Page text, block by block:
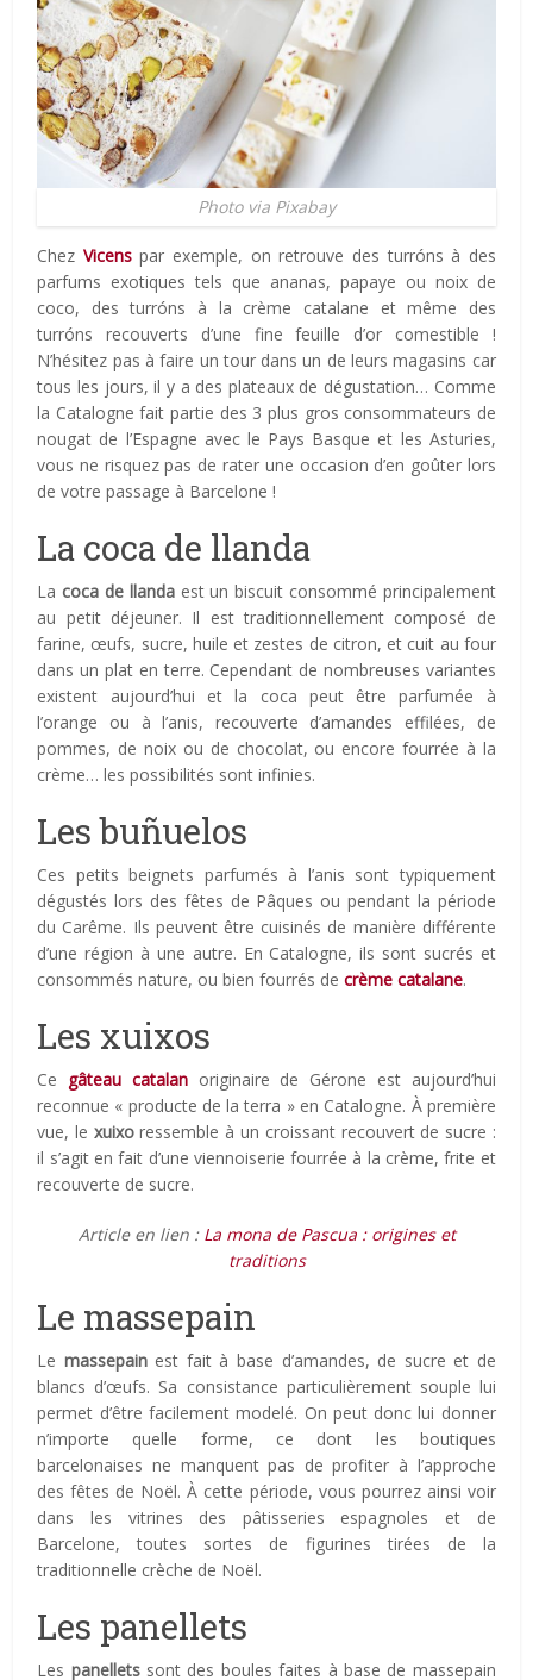
Photo via Pixabay
Chez Vicenspar exemple, on retrouve des turróns à des
parfums exotiques tels que ananas, papaye ou noix de
coco, des turróns à la crème catalane et même des
turróns recouverts d’une fine feuille d’or comestible !
N’hésitez pas à faire un tour dans un de leurs magasins car
tous les jours, il y a des plateaux de dégustation… Comme
la Catalogne fait partie des 3 plus gros consommateurs de
nougat de l’Espagne avec le Pays Basque et les Asturies,
vous ne risquez pas de rater une occasion d’en goûter lors
de votre passage à Barcelone !
La coca de llanda
La coca de llandaest un biscuit consommé principalement
au petit déjeuner. Il est traditionnellement composé de
farine, œufs, sucre, huile et zestes de citron, et cuit au four
dans un plat en terre. Cependant de nombreuses variantes
existent aujourd’hui et la coca peut être parfumée à
l’orange ou à l’anis, recouverte d’amandes effilées, de
pommes, de noix ou de chocolat, ou encore fourrée à la
crème… les possibilités sont infinies.
Les buñuelos
Ces petits beignets parfumés à l’anis sont typiquement
dégustés lors des fêtes de Pâques ou pendant la période
du Carême. Ils peuvent être cuisinés de manière différente
d’une région à une autre. En Catalogne, ils sont sucrés et
consommés nature, ou bien fourrés decrème catalane.
Les xuixos
Ce gâteau catalanoriginaire de Gérone est aujourd’hui
reconnue « producte de la terra » en Catalogne. À première
vue, le xuixoressemble à un croissant recouvert de sucre :
il s’agit en fait d’une viennoiserie fourrée à la crème, frite et
recouverte de sucre.
Article en lien : La mona de Pascua : origines et
traditions
Le massepain
Le massepainest fait à base d’amandes, de sucre et de
blancs d’œufs. Sa consistance particulièrement souple lui
permet d’être facilement modelé. On peut donc lui donner
n’importe quelle forme, ce dont les boutiques
barcelonaises ne manquent pas de profiter à l’approche
des fêtes de Noël. À cette période, vous pourrez ainsi voir
dans les vitrines des pâtisseries espagnoles et de
Barcelone, toutes sortes de figurines tirées de la
traditionnelle crèche de Noël.
Les panellets
Les panelletssont des boules faites à base de massepain